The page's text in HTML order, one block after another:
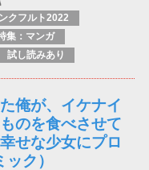
クフルト2022
集：マンガ
試し読みあり
俺が、イケナイ
のを食べさせて
せな少女にプロ
ク）